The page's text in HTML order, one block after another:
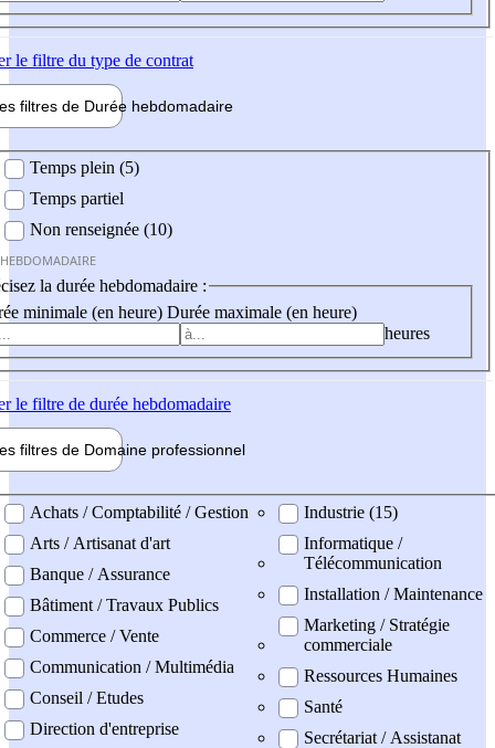
le filtre du type de contrat
filtres de Durée hebdomadaire
Temps plein (5)
Temps partiel
Non renseignée (10)
la durée hebdomadaire :
minimale (en heure) Durée maximale (en heure)
heures
le filtre de durée hebdomadaire
filtres de Domaine professionnel
professionel
Achats / Comptabilité / Gestion
Arts / Artisanat d'art
Banque / Assurance
Bâtiment / Travaux Publics
Commerce / Vente
Communication / Multimédia
Conseil / Etudes
Direction d'entreprise
Industrie (15)
Informatique /
Télécommunication
Installation / Maintenance
Marketing / Stratégie
commerciale
Ressources Humaines
Santé
Secrétariat / Assistanat